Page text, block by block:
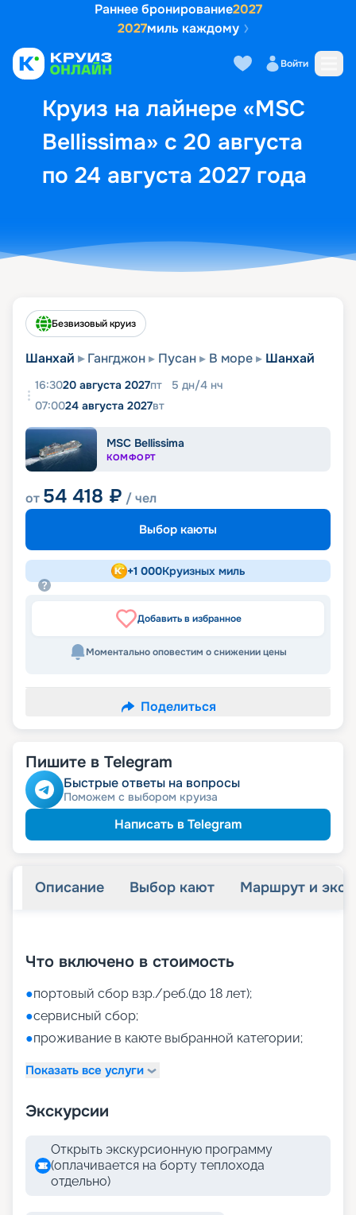
Раннее бронирование2027
2027миль каждому
Войти
Круиз на лайнере «MSC
Bellissima» с 20 августа
по 24 августа 2027 года
Выбор кают Маршрут и
Безвизовый круиз
Шанхай Гангджон Пусан В море Шанхай
16:3020 августа 2027пт 5 дн/4 нч
07:0024 августа 2027вт
MSC Bellissima
КОМФОРТ
от 54 418 ₽ / чел
Выбор каюты
+1 000Круизных миль
Добавить в избранное
Моментально оповестим о снижении цены
Поделиться
Пишите в Telegram
Быстрые ответы на вопросы
Поможем с выбором круиза
Написать в Telegram
Описание Выбор кают Маршрут и
Что включено в стоимость
●портовый сбор взр./реб.(до 18 лет);
●сервисный сбор;
●проживание в каюте выбранной категории;
Показать все услуги
Экскурсии
Открыть экскурсионную программу
(оплачивается на борту теплохода
отдельно)